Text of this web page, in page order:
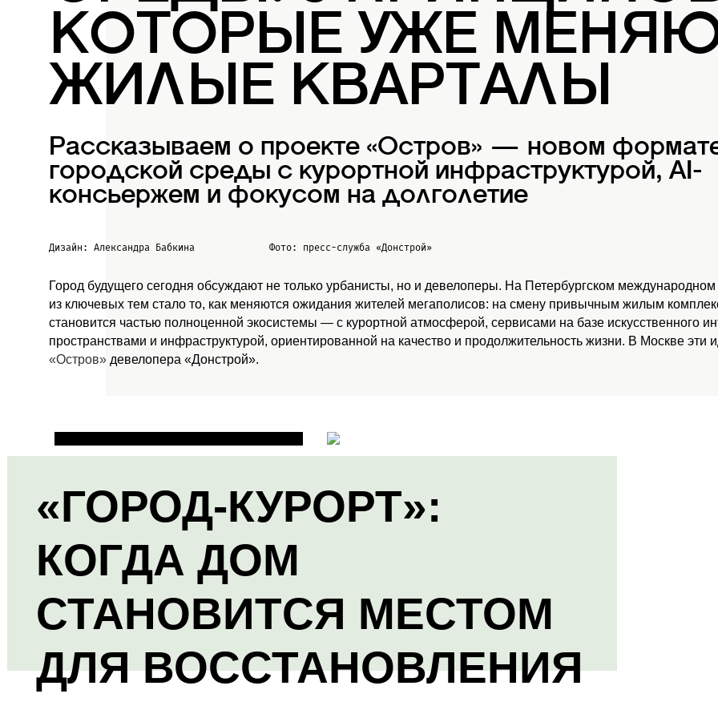
КОТОРЫЕ УЖЕ
ЖИЛЫЕ КВАРТАЛЫ
Рассказываем о проекте «Остров» — новом
городской среды с курортной инфраструктурой, AI-
консьержем и фокусом на долголетие
Дизайн: Александра Бабкина Фото: пресс-служба «Донстрой»
Город будущего сегодня обсуждают не только урбанисты, но и девелоперы. На Петербургском
из ключевых тем стало то, как меняются ожидания жителей мегаполисов: на смену привычным жилым
становится частью полноценной экосистемы — с курортной атмосферой, сервисами на базе искусственного
пространствами и инфраструктурой, ориентированной на качество и продолжительность жизни. В Москве
«Остров» девелопера «Донстрой».
«ГОРОД-КУРОРТ»:
КОГДА ДОМ
СТАНОВИТСЯ МЕСТОМ
ДЛЯ ВОССТАНОВЛЕНИЯ